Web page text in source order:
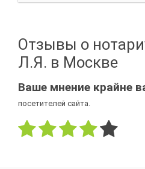
Отзывы о
Л.Я. в Москве
Ваше мнение крайне
посетителей сайта.